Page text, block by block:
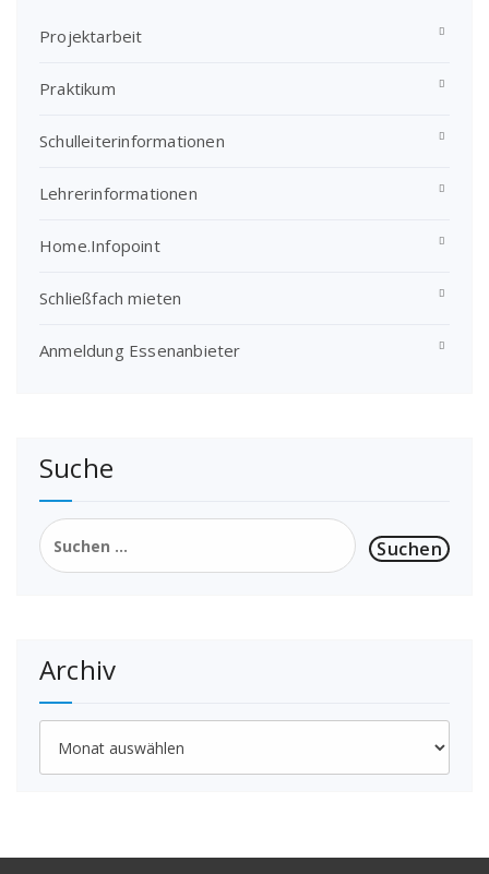
Projektarbeit
Praktikum
Schulleiterinformationen
Lehrerinformationen
Home.Infopoint
Schließfach mieten
Anmeldung Essenanbieter
Suche
Suchen
nach:
Archiv